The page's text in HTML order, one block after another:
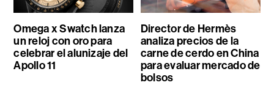
Omega x Swatch lanza
un reloj con oro para
celebrar el alunizaje del
Apollo 11
Director de Hermès
analiza precios de la
carne de cerdo en China
para evaluar mercado de
bolsos